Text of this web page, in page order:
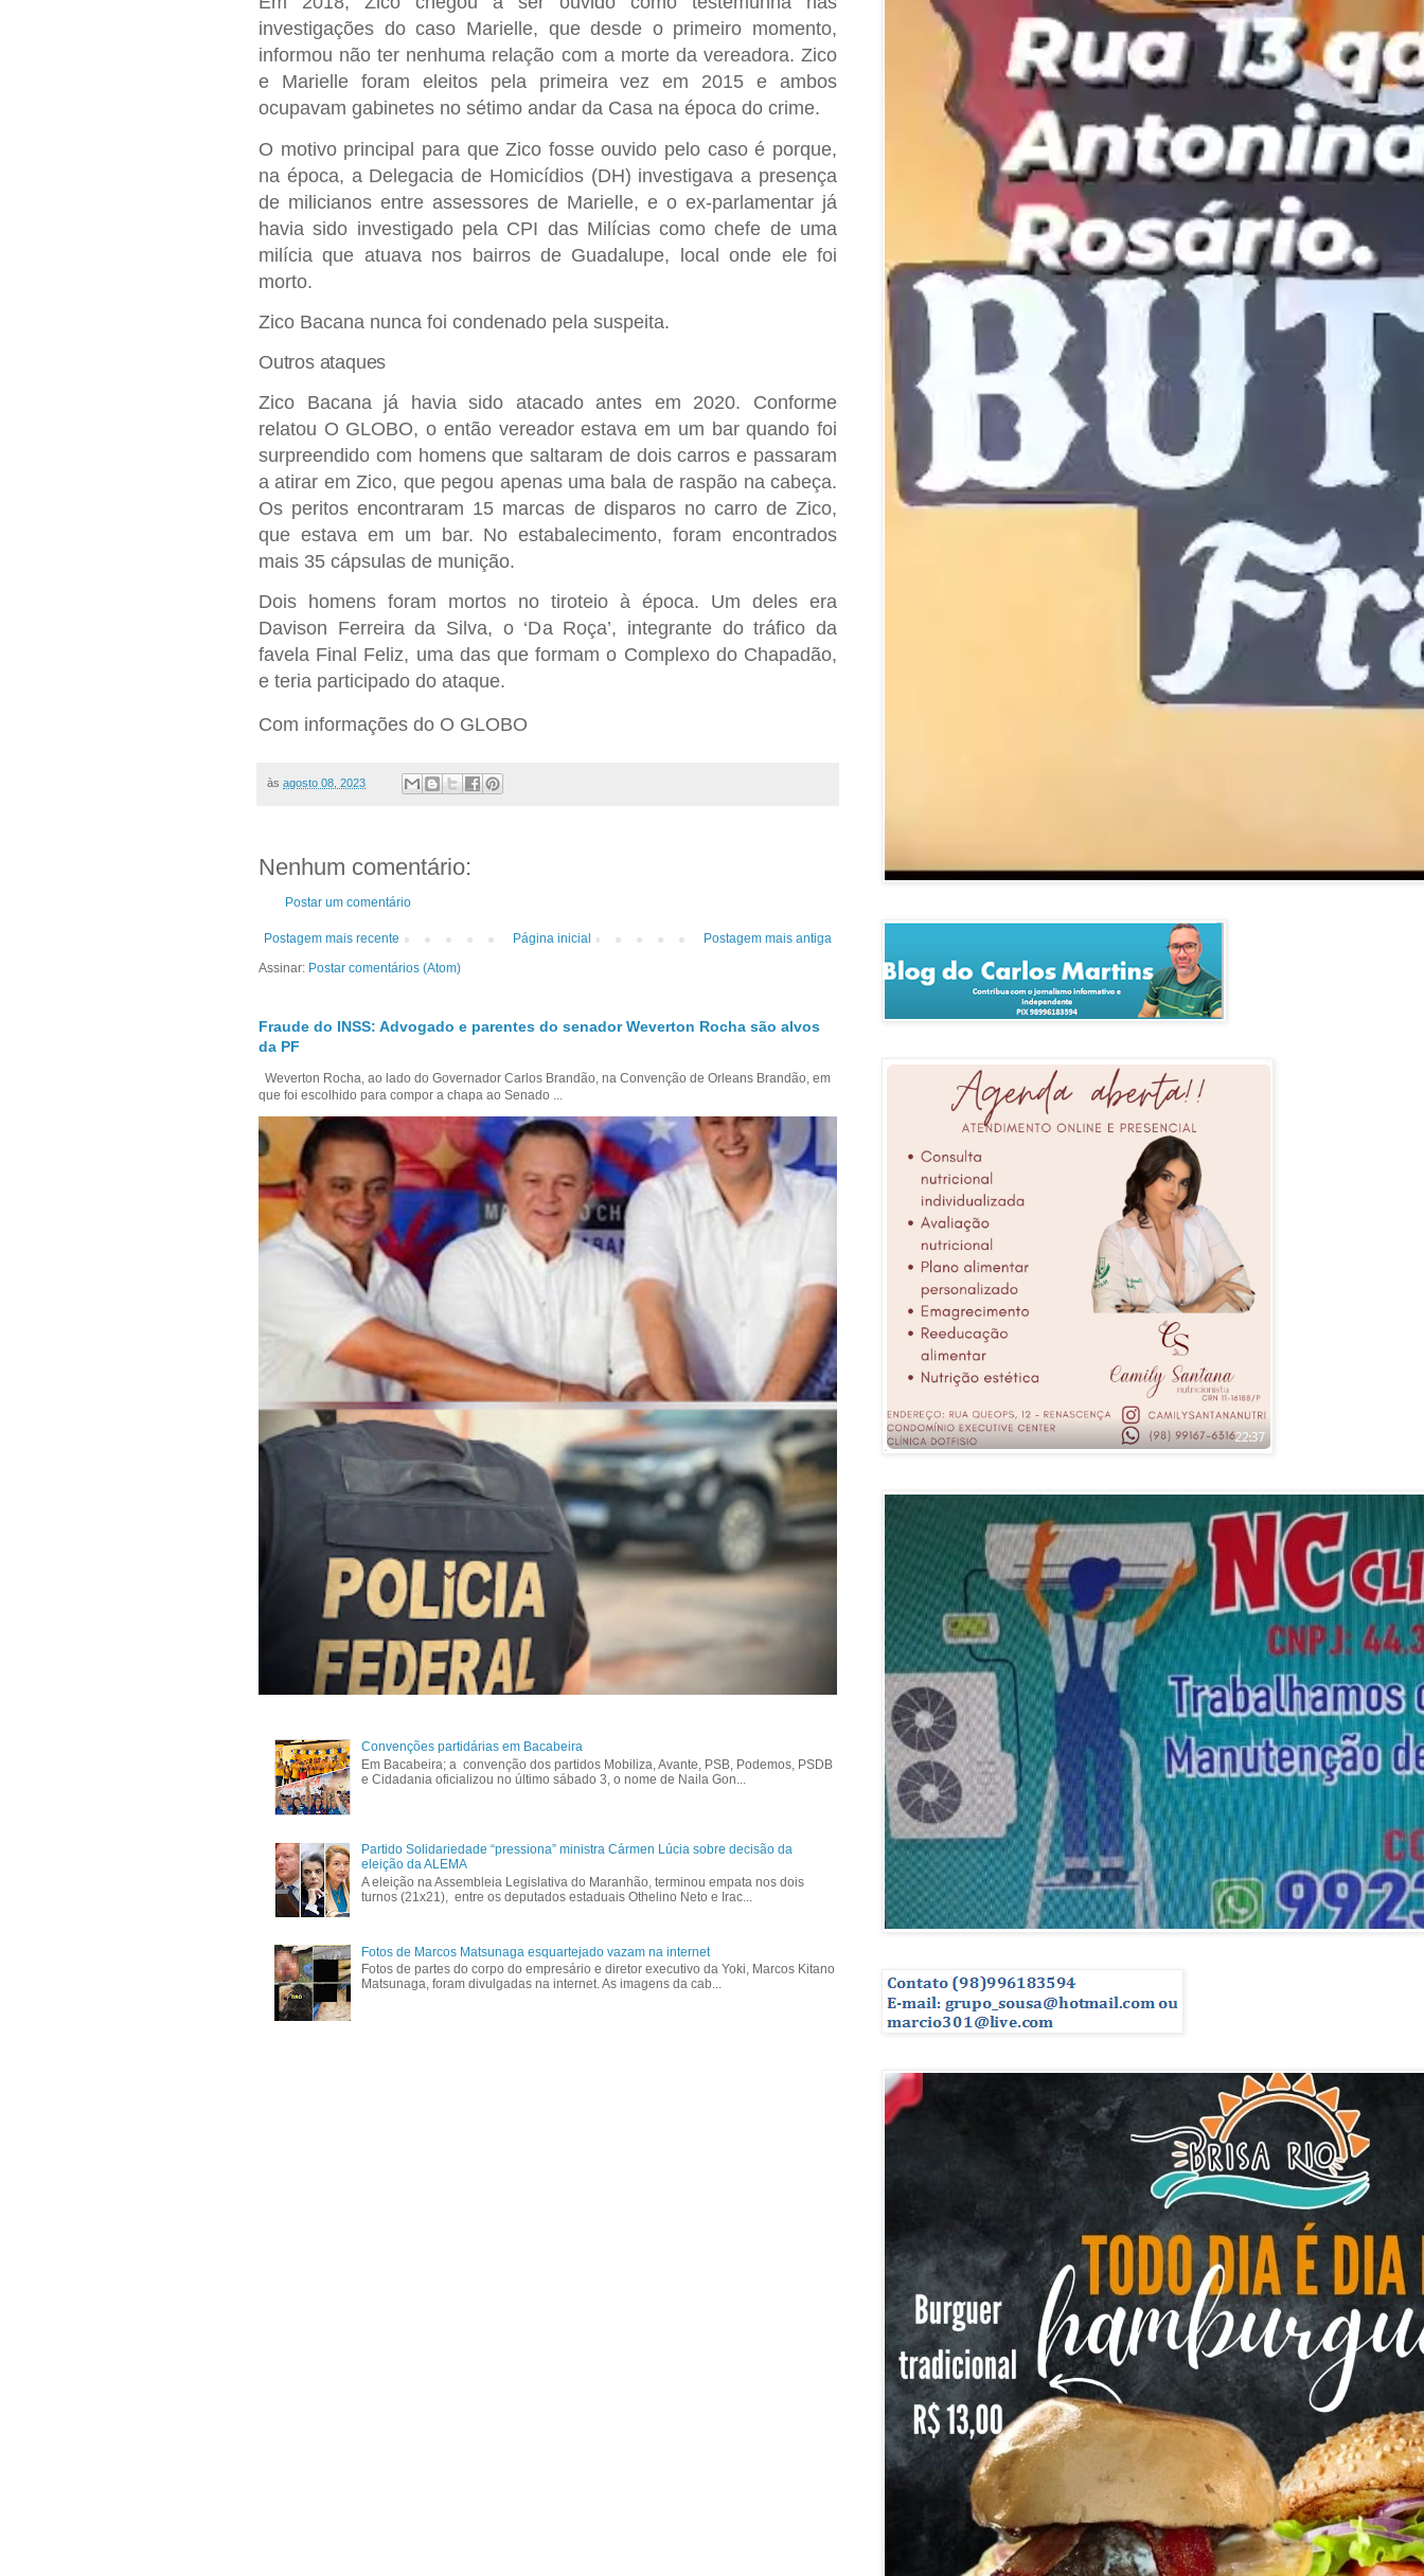
investigações do caso Marielle, que desde o primeiro momento,
informou não ter nenhuma relação com a morte da vereadora. Zico
e Marielle foram eleitos pela primeira vez em 2015 e ambos
ocupavam gabinetes no sétimo andar da Casa na época do crime.
O motivo principal para que Zico fosse ouvido pelo caso é porque,
na época, a Delegacia de Homicídios (DH) investigava a presença
de milicianos entre assessores de Marielle, e o ex-parlamentar já
havia sido investigado pela CPI das Milícias como chefe de uma
milícia que atuava nos bairros de Guadalupe, local onde ele foi
morto.
Zico Bacana nunca foi condenado pela suspeita.
Outros ataques
Zico Bacana já havia sido atacado antes em 2020. Conforme
relatou O GLOBO, o então vereador estava em um bar quando foi
surpreendido com homens que saltaram de dois carros e passaram
a atirar em Zico, que pegou apenas uma bala de raspão na cabeça.
Os peritos encontraram 15 marcas de disparos no carro de Zico,
que estava em um bar. No estabalecimento, foram encontrados
mais 35 cápsulas de munição.
Dois homens foram mortos no tiroteio à época. Um deles era
Davison Ferreira da Silva, o ‘Da Roça’, integrante do tráfico da
favela Final Feliz, uma das que formam o Complexo do Chapadão,
e teria participado do ataque.
Com informações do O GLOBO
às agosto 08, 2023
Nenhum comentário:
Postar um comentário
Postagem mais recente Postagem mais antiga
Página inicial
Assinar: Postar comentários (Atom)
Fraude do INSS: Advogado e parentes do senador Weverton Rocha são alvos
da PF
Weverton Rocha, ao lado do Governador Carlos Brandão, na Convenção de Orleans Brandão, em
que foi escolhido para compor a chapa ao Senado ...
Convenções partidárias em Bacabeira
Em Bacabeira; a convenção dos partidos Mobiliza, Avante, PSB, Podemos, PSDB
e Cidadania oficializou no último sábado 3, o nome de Naila Gon...
Partido Solidariedade “pressiona” ministra Cármen Lúcia sobre decisão da
eleição da ALEMA
A eleição na Assembleia Legislativa do Maranhão, terminou empata nos dois
turnos (21x21), entre os deputados estaduais Othelino Neto e Irac...
Fotos de Marcos Matsunaga esquartejado vazam na internet
Fotos de partes do corpo do empresário e diretor executivo da Yoki, Marcos Kitano
Matsunaga, foram divulgadas na internet. As imagens da cab...